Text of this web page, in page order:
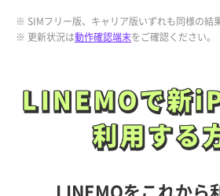
※ SIMフリー版、キャリア版いずれも同様の結
※ 更新状況は動作確認端末をご確認ください。
LINEMOで新
利用する
LINEMOで新
利用する
LINEMOをこれから